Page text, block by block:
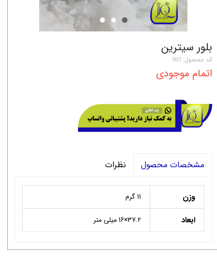
بلور سیترین
کد محصول: 603
اتمام موجودی
مشخصات محصول نظرات
وزن 11 گرم
ابعاد 37.2×16 میلی متر